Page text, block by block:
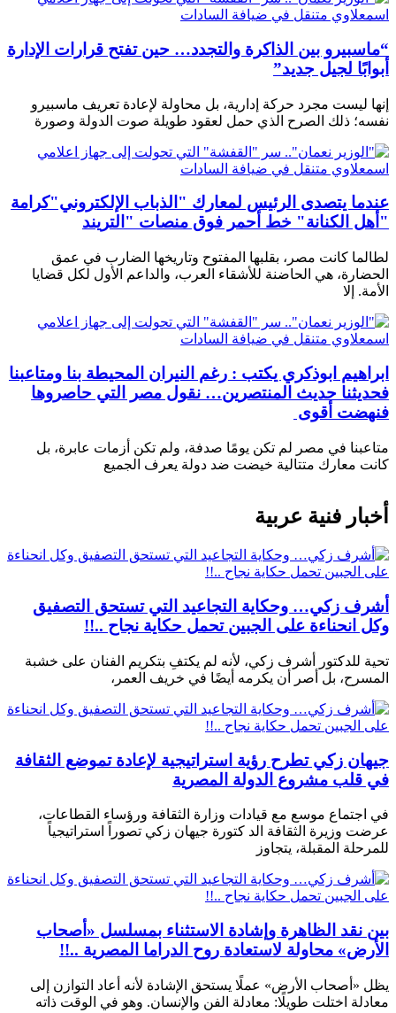
“ماسبيرو بين الذاكرة والتجدد… حين تفتح قرارات الإدارة
أبوابًا لجيل جديد”
إنها ليست مجرد حركة إدارية، بل محاولة لإعادة تعريف ماسبيرو
نفسه؛ ذلك الصرح الذي حمل لعقود طويلة صوت الدولة وصورة
عندما يتصدى الرئيس لمعارك "الذباب الإلكتروني"كرامة
"أهل الكنانة" خط أحمر فوق منصات "التريند
لطالما كانت مصر، بقلبها المفتوح وتاريخها الضارب في عمق
الحضارة، هي الحاضنة للأشقاء العرب، والداعم الأول لكل قضايا
الأمة. إلا
ابراهيم ابوذكري يكتب : رغم النيران المحيطة بنا ومتاعبنا
فحديثنا حديث المنتصرين… نقول مصر التي حاصروها
فنهضت أقوى
متاعبنا في مصر لم تكن يومًا صدفة، ولم تكن أزمات عابرة، بل
كانت معارك متتالية خيضت ضد دولة يعرف الجميع
أخبار فنية عربية
أشرف زكي… وحكاية التجاعيد التي تستحق التصفيق
وكل انحناءة على الجبين تحمل حكاية نجاح ..!!
تحية للدكتور أشرف زكي، لأنه لم يكتفِ بتكريم الفنان على خشبة
المسرح، بل أصر أن يكرمه أيضًا في خريف العمر،
جيهان زكي تطرح رؤية استراتيجية لإعادة تموضع الثقافة
في قلب مشروع الدولة المصرية
في اجتماع موسع مع قيادات وزارة الثقافة ورؤساء القطاعات،
عرضت وزيرة الثقافة الد كتورة جيهان زكي تصوراً استراتيجياً
للمرحلة المقبلة، يتجاوز
بين نقد الظاهرة وإشادة الاستثناء بمسلسل «أصحاب
الأرض» محاولة لاستعادة روح الدراما المصرية ..!!
يظل «أصحاب الأرض» عملًا يستحق الإشادة لأنه أعاد التوازن إلى
معادلة اختلت طويلًا: معادلة الفن والإنسان. وهو في الوقت ذاته